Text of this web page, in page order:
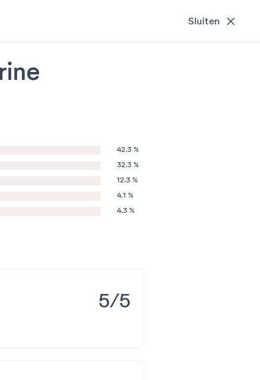
Sluiten
42.3 %
32.3 %
12.3 %
4.1 %
4.3 %
5/5